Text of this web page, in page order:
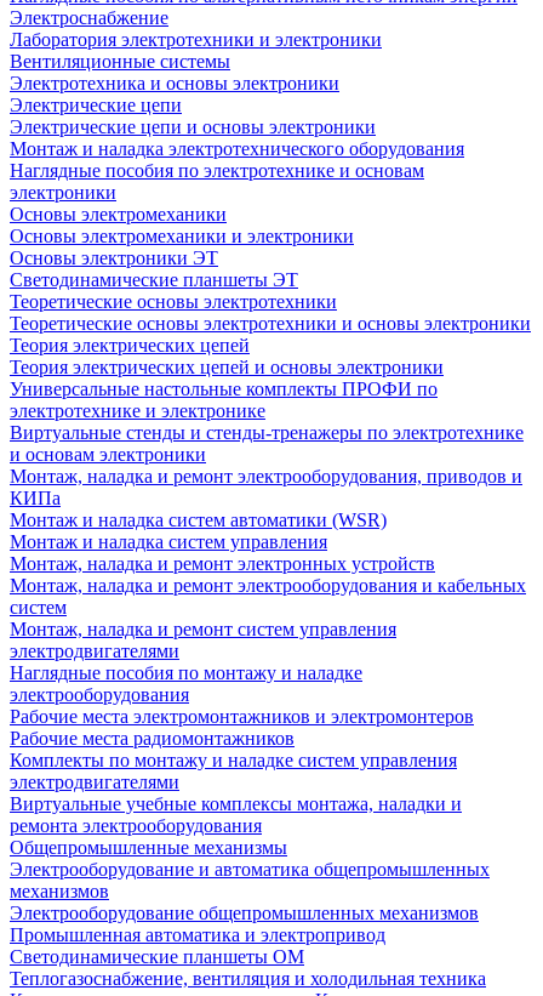
Электроснабжение
Лаборатория электротехники и электроники
Вентиляционные системы
Электротехника и основы электроники
Электрические цепи
Электрические цепи и основы электроники
Монтаж и наладка электротехнического оборудования
Наглядные пособия по электротехнике и основам
электроники
Основы электромеханики
Основы электромеханики и электроники
Основы электроники ЭТ
Светодинамические планшеты ЭТ
Теоретические основы электротехники
Теоретические основы электротехники и основы электроники
Теория электрических цепей
Теория электрических цепей и основы электроники
Универсальные настольные комплекты ПРОФИ по
электротехнике и электронике
Виртуальные стенды и стенды-тренажеры по электротехнике
и основам электроники
Монтаж, наладка и ремонт электрооборудования, приводов и
КИПа
Монтаж и наладка систем автоматики (WSR)
Монтаж и наладка систем управления
Монтаж, наладка и ремонт электронных устройств
Монтаж, наладка и ремонт электрооборудования и кабельных
систем
Монтаж, наладка и ремонт систем управления
электродвигателями
Наглядные пособия по монтажу и наладке
электрооборудования
Рабочие места электромонтажников и электромонтеров
Рабочие места радиомонтажников
Комплекты по монтажу и наладке систем управления
электродвигателями
Виртуальные учебные комплексы монтажа, наладки и
ремонта электрооборудования
Общепромышленные механизмы
Электрооборудование и автоматика общепромышленных
механизмов
Электрооборудование общепромышленных механизмов
Промышленная автоматика и электропривод
Светодинамические планшеты ОМ
Теплогазоснабжение, вентиляция и холодильная техника